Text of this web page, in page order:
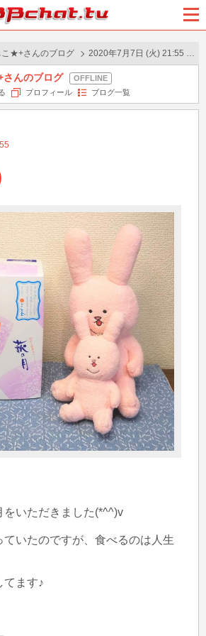
ュー
★+さんのブログ 2020年7月7日 (火) 21:55 の投稿
んのブログ
プロフィール ブログ一覧
をいただきました(*^^)v
ていたのですが、食べるのは人生
てます♪